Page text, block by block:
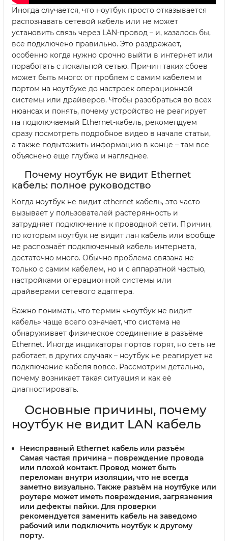
Иногда случается, что ноутбук просто отказывается
распознавать сетевой кабель или не может
установить связь через LAN-провод – и, казалось бы,
все подключено правильно. Это раздражает,
особенно когда нужно срочно выйти в интернет или
поработать с локальной сетью. Причин таких сбоев
может быть много: от проблем с самим кабелем и
портом на ноутбуке до настроек операционной
системы или драйверов. Чтобы разобраться во всех
нюансах и понять, почему устройство не реагирует
на подключаемый Ethernet-кабель, рекомендуем
сразу посмотреть подробное видео в начале статьи,
а также подытожить информацию в конце – там все
объяснено еще глубже и нагляднее.
Почему ноутбук не видит Ethernet
кабель: полное руководство
Когда ноутбук не видит ethernet кабель, это часто
вызывает у пользователей растерянность и
затрудняет подключение к проводной сети. Причин,
по которым ноутбук не видит лан кабель или вообще
не распознаёт подключенный кабель интернета,
достаточно много. Обычно проблема связана не
только с самим кабелем, но и с аппаратной частью,
настройками операционной системы или
драйверами сетевого адаптера.
Важно понимать, что термин «ноутбук не видит
кабель» чаще всего означает, что система не
обнаруживает физическое соединение в разъёме
Ethernet. Иногда индикаторы портов горят, но сеть не
работает, в других случаях – ноутбук не реагирует на
подключение кабеля вовсе. Рассмотрим детально,
почему возникает такая ситуация и как её
диагностировать.
Основные причины, почему
ноутбук не видит LAN кабель
Неисправный Ethernet кабель или разъём
Самая частая причина – повреждение провода
или плохой контакт. Провод может быть
переломан внутри изоляции, что не всегда
заметно визуально. Также разъём на ноутбуке или
роутере может иметь повреждения, загрязнения
или дефекты пайки. Для проверки
рекомендуется заменить кабель на заведомо
рабочий или подключить ноутбук к другому
порту.